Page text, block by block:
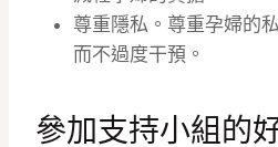
尊重隱私。尊重孕婦的
而不過度干預。
參加支持小組的